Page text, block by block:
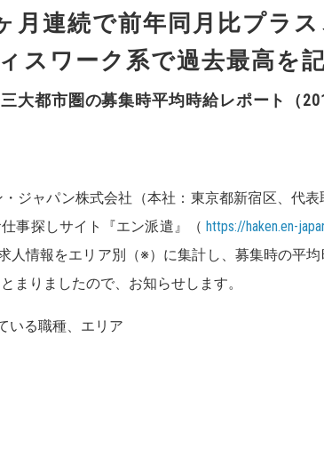
月連続で前年同月比プラス
スワーク系で過去最高を記
三大都市圏の募集時平均時給レポート（
ジャパン株式会社（本社：東京都新宿区、代
事探しサイト『エン派遣』（ https://haken.en-
人情報をエリア別（※）に集計し、募集時の平均
まりましたので、お知らせします。
いる職種、エリア